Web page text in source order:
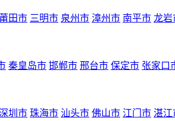
莆田市 三明市 泉州市 漳州市 南平市 龙岩
秦皇岛市 邯郸市 邢台市 保定市 张家口
圳市 珠海市 汕头市 佛山市 江门市 湛江